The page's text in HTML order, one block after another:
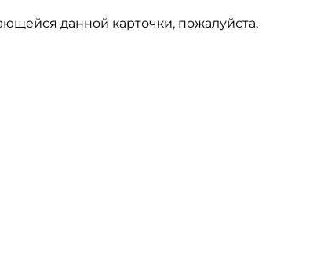
данной карточки, пожалуйста,